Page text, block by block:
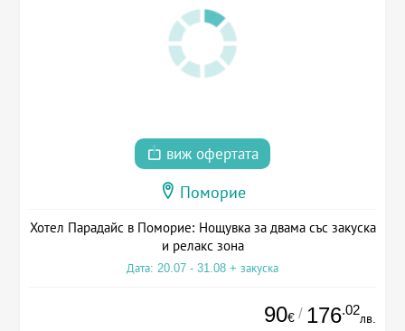
виж офертата
Поморие
Хотел Парадайс в Поморие: Нощувка за двама със закуска
и релакс зона
Дата: 20.07 - 31.08 + закуска
90€ / 176.02
лв.